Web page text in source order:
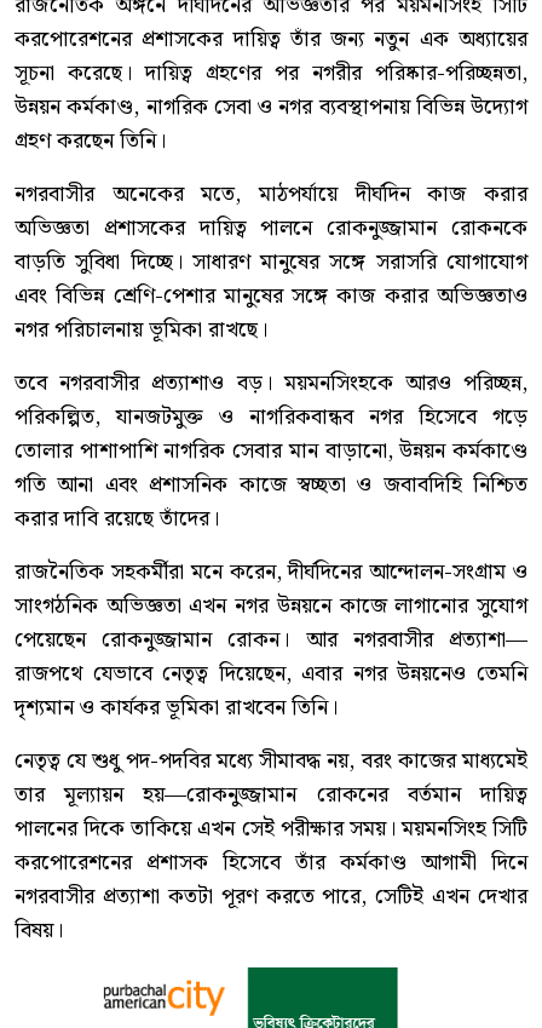
করপোরেশনের প্রশাসকের দায়িত্ব তাঁর জন্য নতুন এক অধ্যায়ের
সূচনা করেছে। দায়িত্ব গ্রহণের পর নগরীর পরিষ্কার-পরিচ্ছন্নতা,
উন্নয়ন কর্মকাণ্ড, নাগরিক সেবা ও নগর ব্যবস্থাপনায় বিভিন্ন উদ্যোগ
গ্রহণ করছেন তিনি।
নগরবাসীর অনেকের মতে, মাঠপর্যায়ে দীর্ঘদিন কাজ করার
অভিজ্ঞতা প্রশাসকের দায়িত্ব পালনে রোকনুজ্জামান রোকনকে
বাড়তি সুবিধা দিচ্ছে। সাধারণ মানুষের সঙ্গে সরাসরি যোগাযোগ
এবং বিভিন্ন শ্রেণি-পেশার মানুষের সঙ্গে কাজ করার অভিজ্ঞতাও
নগর পরিচালনায় ভূমিকা রাখছে।
তবে নগরবাসীর প্রত্যাশাও বড়। ময়মনসিংহকে আরও পরিচ্ছন্ন,
পরিকল্পিত, যানজটমুক্ত ও নাগরিকবান্ধব নগর হিসেবে গড়ে
তোলার পাশাপাশি নাগরিক সেবার মান বাড়ানো, উন্নয়ন কর্মকাণ্ডে
গতি আনা এবং প্রশাসনিক কাজে স্বচ্ছতা ও জবাবদিহি নিশ্চিত
করার দাবি রয়েছে তাঁদের।
রাজনৈতিক সহকর্মীরা মনে করেন, দীর্ঘদিনের আন্দোলন-সংগ্রাম ও
সাংগঠনিক অভিজ্ঞতা এখন নগর উন্নয়নে কাজে লাগানোর সুযোগ
পেয়েছেন রোকনুজ্জামান রোকন। আর নগরবাসীর প্রত্যাশা—
রাজপথে যেভাবে নেতৃত্ব দিয়েছেন, এবার নগর উন্নয়নেও তেমনি
দৃশ্যমান ও কার্যকর ভূমিকা রাখবেন তিনি।
নেতৃত্ব যে শুধু পদ-পদবির মধ্যে সীমাবদ্ধ নয়, বরং কাজের মাধ্যমেই
তার মূল্যায়ন হয়—রোকনুজ্জামান রোকনের বর্তমান দায়িত্ব
পালনের দিকে তাকিয়ে এখন সেই পরীক্ষার সময়। ময়মনসিংহ সিটি
করপোরেশনের প্রশাসক হিসেবে তাঁর কর্মকাণ্ড আগামী দিনে
নগরবাসীর প্রত্যাশা কতটা পূরণ করতে পারে, সেটিই এখন দেখার
বিষয়।